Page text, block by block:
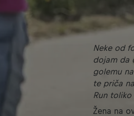
Neke od
dojam da
golemu
te priča
Run
Žena na